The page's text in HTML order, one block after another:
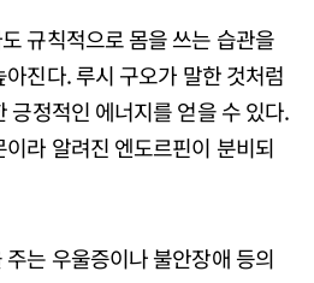
규칙적으로 몸을 쓰는 습관을
진다. 루시 구오가 말한 것처럼
긍정적인 에너지를 얻을 수 있다.
라 알려진 엔도르핀이 분비되
는 우울증이나 불안장애 등의